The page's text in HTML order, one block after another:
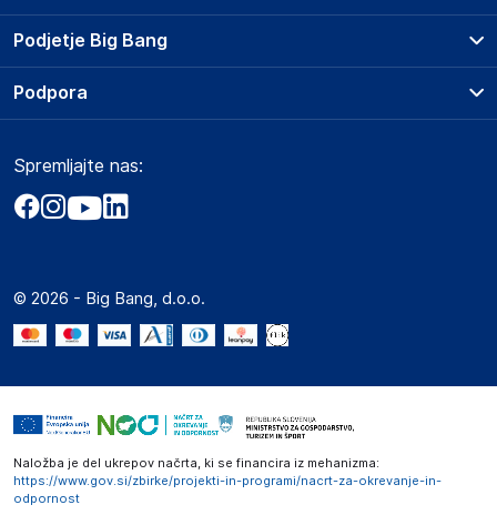
Podjetje Big Bang
O podjetju
Obvestila za javnost
Akt o digitalnih storitvah
Marketplace za partnerje
Novosti
Prodajna mesta
Storitve
Dostava, vnos in odvoz
Zavarovanje izdelkov
Podpora
Marketplace
Kako oddati naročilo?
Spremljajte nas:
© 2026 - Big Bang, d.o.o.
Naložba je del ukrepov načrta, ki se financira iz mehanizma:
https://www.gov.si/zbirke/projekti-in-programi/nacrt-za-okrevanje-in-
odpornost